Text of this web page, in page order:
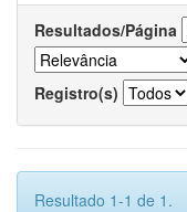
Resultados/Página
Registro(s)
Resultado 1-1 de 1.